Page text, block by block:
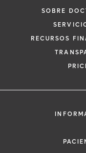
*Si tiene
El
no una
Orlando
SOBRE
RECURSOS